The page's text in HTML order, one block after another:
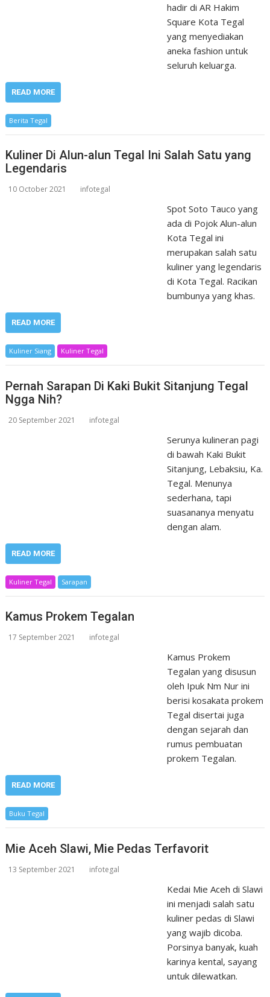
hadir di AR Hakim
Square Kota Tegal
yang menyediakan
aneka fashion untuk
seluruh keluarga.
READ MORE
Berita Tegal
Kuliner Di Alun-alun Tegal Ini Salah Satu yang
Legendaris
10 October 2021 infotegal
Spot Soto Tauco yang
ada di Pojok Alun-alun
Kota Tegal ini
merupakan salah satu
kuliner yang legendaris
di Kota Tegal. Racikan
bumbunya yang khas.
READ MORE
Kuliner Siang Kuliner Tegal
Pernah Sarapan Di Kaki Bukit Sitanjung Tegal
Ngga Nih?
20 September 2021 infotegal
Serunya kulineran pagi
di bawah Kaki Bukit
Sitanjung, Lebaksiu, Ka.
Tegal. Menunya
sederhana, tapi
suasananya menyatu
dengan alam.
READ MORE
Kuliner Tegal Sarapan
Kamus Prokem Tegalan
17 September 2021 infotegal
Kamus Prokem
Tegalan yang disusun
oleh Ipuk Nm Nur ini
berisi kosakata prokem
Tegal disertai juga
dengan sejarah dan
rumus pembuatan
prokem Tegalan.
READ MORE
Buku Tegal
Mie Aceh Slawi, Mie Pedas Terfavorit
13 September 2021 infotegal
Kedai Mie Aceh di Slawi
ini menjadi salah satu
kuliner pedas di Slawi
yang wajib dicoba.
Porsinya banyak, kuah
karinya kental, sayang
untuk dilewatkan.